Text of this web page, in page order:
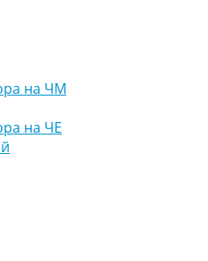
на ЧМ
на ЧЕ